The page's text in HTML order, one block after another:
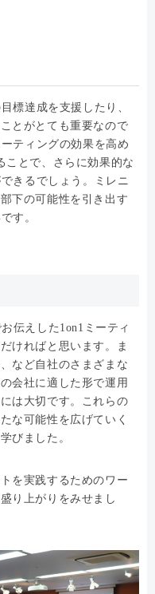
標達成を支援したり、
とがとても重要なので
ティングの効果を高め
ことで、さらに効果的な
きるでしょう。ミレニ
下の可能性を引き出す
す。
伝えした1on1ミーティ
ければと思います。ま
など自社のさまざまな
会社に適した形で運用
は大切です。これらの
な可能性を広げていく
びました。
を実践するためのワー
り上がりをみせまし